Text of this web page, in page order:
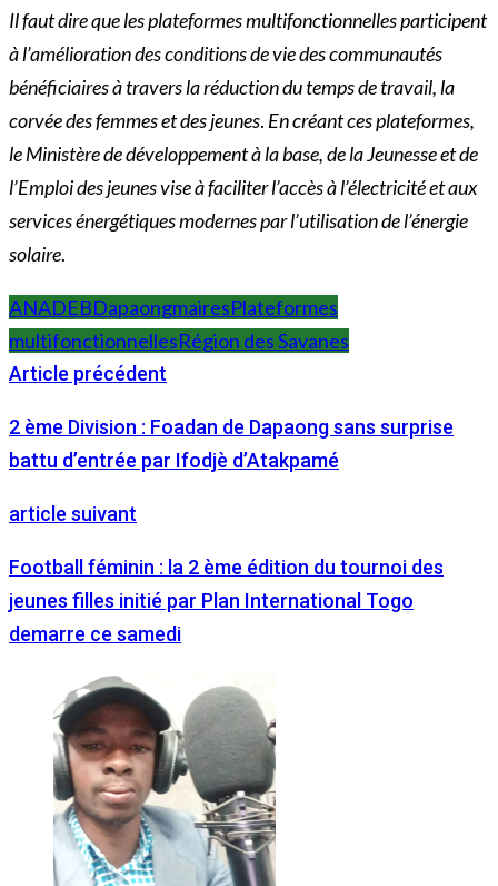
Il faut dire que les plateformes multifonctionnelles participent
à l’amélioration des conditions de vie des communautés
bénéficiaires à travers la réduction du temps de travail, la
corvée des femmes et des jeunes. En créant ces plateformes,
le Ministère de développement à la base, de la Jeunesse et de
l’Emploi des jeunes vise à faciliter l’accès à l’électricité et aux
services énergétiques modernes par l’utilisation de l’énergie
solaire.
ANADEBDapaongmairesPlateformes
multifonctionnellesRégion des Savanes
Article précédent
2 ème Division : Foadan de Dapaong sans surprise
battu d’entrée par Ifodjè d’Atakpamé
article suivant
Football féminin : la 2 ème édition du tournoi des
jeunes filles initié par Plan International Togo
demarre ce samedi